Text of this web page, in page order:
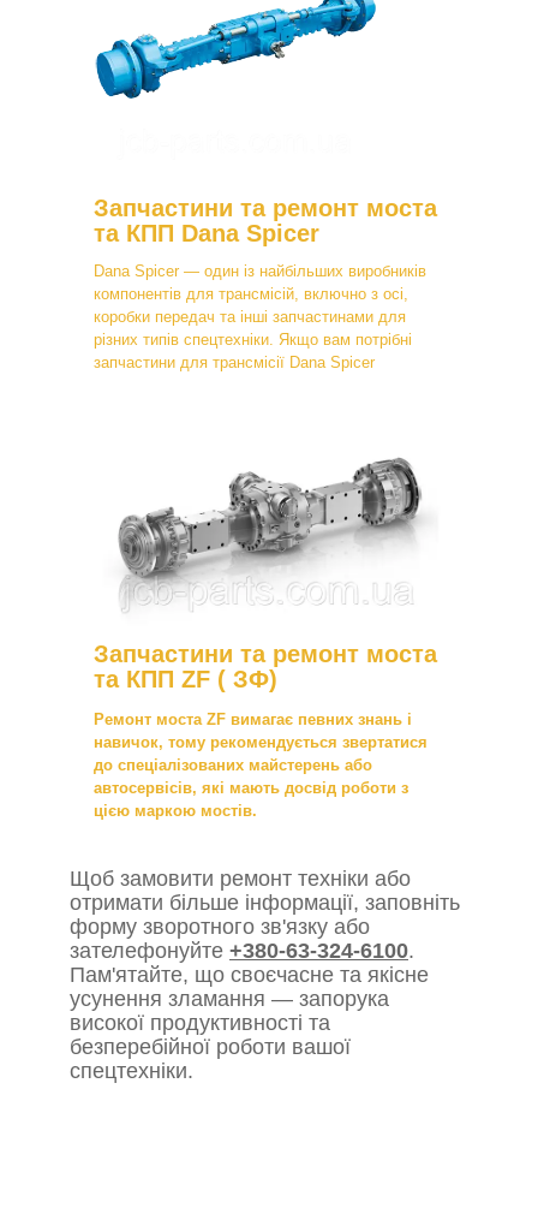
Запчастини та ремонт моста
та КПП Dana Spicer
Dana Spicer — один із найбільших виробників
компонентів для трансмісій, включно з осі,
коробки передач та інші запчастинами для
різних типів спецтехніки. Якщо вам потрібні
запчастини для трансмісії Dana Spicer
Запчастини та ремонт моста
та КПП ZF ( ЗФ)
Ремонт моста ZF вимагає певних знань і
навичок, тому рекомендується звертатися
до спеціалізованих майстерень або
автосервісів, які мають досвід роботи з
цією маркою мостів.
Щоб замовити ремонт техніки або
отримати більше інформації, заповніть
форму зворотного зв'язку або
зателефонуйте +380-63-324-6100.
Пам'ятайте, що своєчасне та якісне
усунення зламання — запорука
високої продуктивності та
безперебійної роботи вашої
спецтехніки.